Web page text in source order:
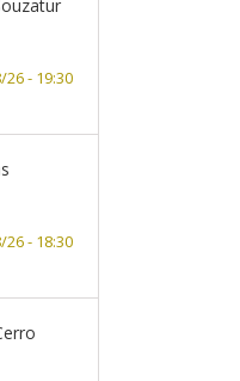
- 19:30
- 18:30